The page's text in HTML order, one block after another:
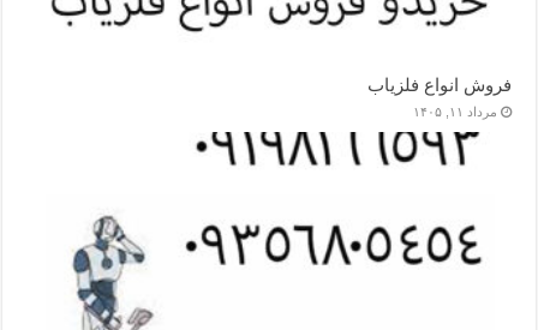
فروش انواع فلزیاب
مرداد ۱۱, ۱۴۰۵